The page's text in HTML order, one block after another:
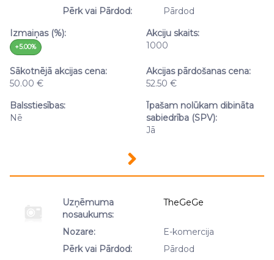
Pērk vai Pārdod:
Pārdod
Izmaiņas (%):
+5.00%
Akciju skaits:
1000
Sākotnējā akcijas cena:
50.00 €
Akcijas pārdošanas cena:
52.50 €
Balsstiesības:
Nē
Īpašam nolūkam dibināta
sabiedrība (SPV):
Jā
Uzņēmuma
nosaukums:
TheGeGe
Nozare:
E-komercija
Pērk vai Pārdod:
Pārdod